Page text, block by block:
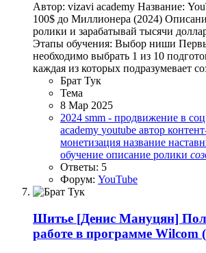
Автор: vizavi academy Название:
100$ до Миллионера (2024)
ролики и зарабатывай тысячи
Этапы обучения: Выбор ниши
необходимо выбрать 1 из 10
каждая из которых подразумевает
Брат Тук
Тема
8 Мар 2025
2024 smm - продвижение в
academy youtube автор
монетизация название
обучение описание ролики
Ответы: 5
Форум: YouTube
Шитье [Денис Мануцян]
работе в программе Wilcom